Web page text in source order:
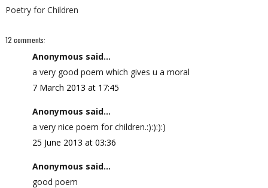
Poetry for Children
12 comments:
Anonymous said...
a very good poem which gives u a moral
7 March 2013 at 17:45
Anonymous said...
a very nice poem for children.:):):):)
25 June 2013 at 03:36
Anonymous said...
good poem